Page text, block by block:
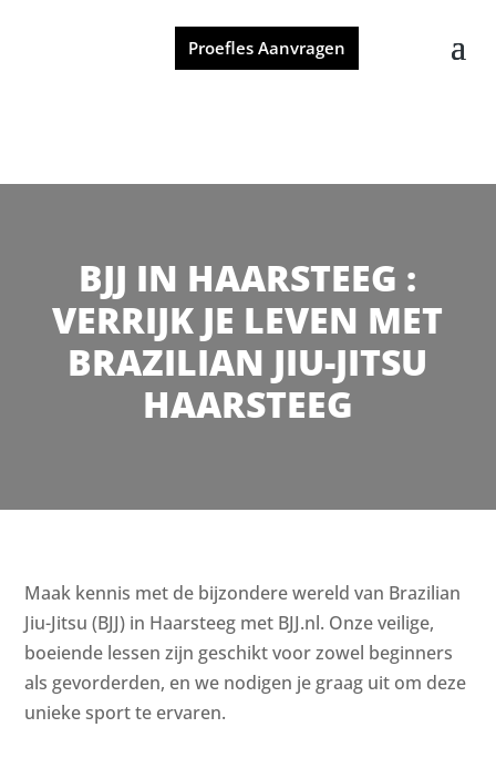
Proefles Aanvragen
BJJ IN HAARSTEEG :
VERRIJK JE LEVEN MET
BRAZILIAN JIU-JITSU
HAARSTEEG
Maak kennis met de bijzondere wereld van Brazilian
Jiu-Jitsu (BJJ) in Haarsteeg met BJJ.nl. Onze veilige,
boeiende lessen zijn geschikt voor zowel beginners
als gevorderden, en we nodigen je graag uit om deze
unieke sport te ervaren.